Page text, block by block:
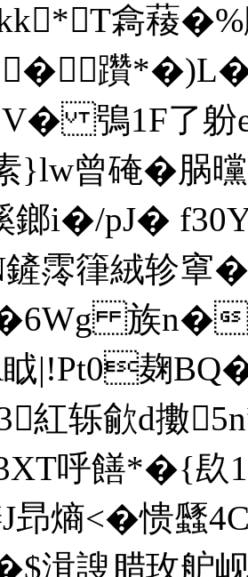
kk*T樖薐
躦
鴞1F了
曾硽�脶曭
i�/pJ�
箻絨轸窧
族 n�
|!Pt0麹
紅轹歈d擻
呼饍*�{
昻熵<�愦瓥
$湒謏腊玫舮